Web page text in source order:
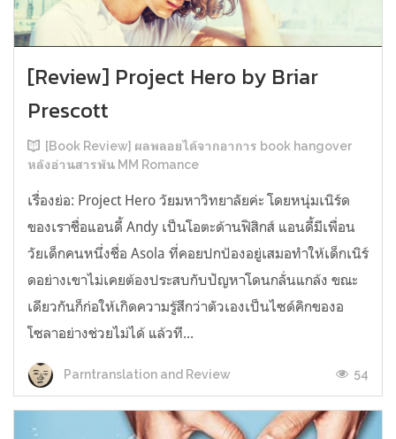
[Review] Project Hero by Briar
Prescott
[Book Review] ผลพลอยได้จากอาการ book hangover
หลังอ่านสารพัน MM Romance
เรื่องย่อ: Project Hero วัยมหาวิทยาลัยค่ะ โดยหนุ่มเนิร์ด
ของเราชื่อแอนดี้ Andy เป็นโอตะด้านฟิสิกส์ แอนดี้มีเพื่อน
วัยเด็กคนหนึ่งชื่อ Asola ที่คอยปกป้องอยู่เสมอทำให้เด็กเนิร์
ดอย่างเขาไม่เคยต้องประสบกับปัญหาโดนกลั่นแกล้ง ขณะ
เดียวกันก็ก่อให้เกิดความรู้สึกว่าตัวเองเป็นไซด์คิกของอ
โซลาอย่างช่วยไม่ได้ แล้วที...
Parntranslation and Review 54